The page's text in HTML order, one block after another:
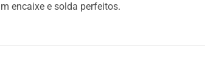
encaixe e solda perfeitos.